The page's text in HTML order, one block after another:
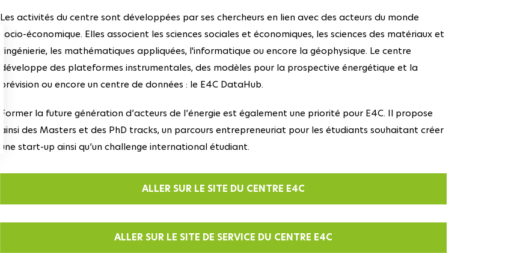
Les activités du centre sont développées par ses chercheurs en lien avec des acteurs du monde
socio-économique. Elles associent les sciences sociales et économiques, les sciences des matériaux et
l'ingénierie, les mathématiques appliquées, l'informatique ou encore la géophysique. Le centre
développe des plateformes instrumentales, des modèles pour la prospective énergétique et la
prévision ou encore un centre de données : le E4C DataHub.
Former la future génération d’acteurs de l’énergie est également une priorité pour E4C. Il propose
ainsi des Masters et des PhD tracks, un parcours entrepreneuriat pour les étudiants souhaitant créer
une start-up ainsi qu’un challenge international étudiant.
ALLER SUR LE SITE DU CENTRE E4C
ALLER SUR LE SITE DE SERVICE DU CENTRE E4C